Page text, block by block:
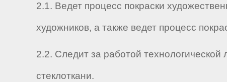
2.1. Ведет процесс покраски
художников, а также ведет процесс
2.2. Следит за работой технологической
стеклоткани.